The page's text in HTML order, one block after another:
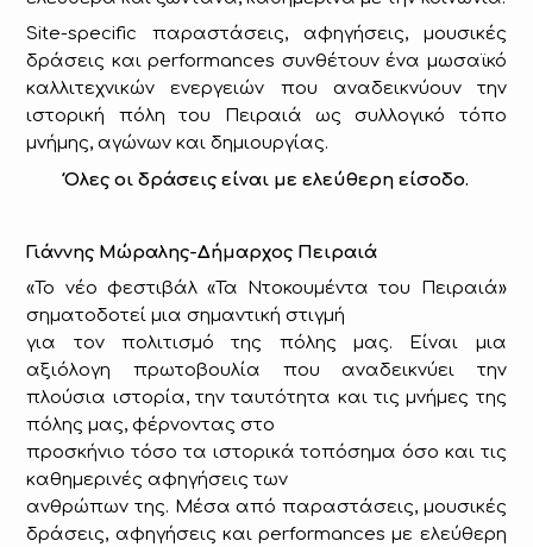
Site-specific παραστάσεις, αφηγήσεις, μουσικές
δράσεις και performances συνθέτουν ένα μωσαϊκό
καλλιτεχνικών ενεργειών που αναδεικνύουν την
ιστορική πόλη του Πειραιά ως συλλογικό τόπο
μνήμης, αγώνων και δημιουργίας.
Όλες οι δράσεις είναι με ελεύθερη είσοδο.
Γιάννης Μώραλης-Δήμαρχος Πειραιά
«Το νέο φεστιβάλ «Τα Ντοκουμέντα του Πειραιά»
σηματοδοτεί μια σημαντική στιγμή
για τον πολιτισμό της πόλης μας. Είναι μια
αξιόλογη πρωτοβουλία που αναδεικνύει την
πλούσια ιστορία, την ταυτότητα και τις μνήμες της
πόλης μας, φέρνοντας στο
προσκήνιο τόσο τα ιστορικά τοπόσημα όσο και τις
καθημερινές αφηγήσεις των
ανθρώπων της. Μέσα από παραστάσεις, μουσικές
δράσεις, αφηγήσεις και performances με ελεύθερη